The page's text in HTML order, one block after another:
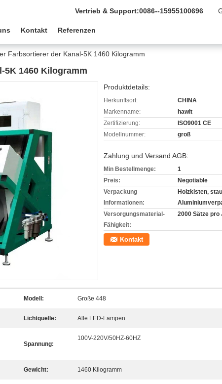
Vertrieb & Support:0086--15955100696
Kontakt Referenzen
Farbsortierer der Kanal-5K 1460 Kilogramm
5K 1460 Kilogramm
Produktdetails:
Herkunftsort:
CHINA
Markenname:
hawit
Zertifizierung:
ISO9001 CE
Modellnummer:
groß
Zahlung und Versand AGB:
Min Bestellmenge:
1
Preis:
Negotiable
Verpackung
Informationen:
Holzkisten,
Versorgungsmaterial-
Fähigkeit:
2000 Sätze pro
Kontakt
Modell: Große 448
Lichtquelle: Alle LED-Lampen
Spannung:
100V-220V/50HZ-60HZ
Gewicht: 1460 Kilogramm